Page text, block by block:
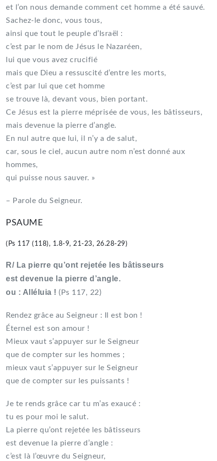
et l’on nous demande comment cet homme a été sauvé.
Sachez-le donc, vous tous,
ainsi que tout le peuple d’Israël :
c’est par le nom de Jésus le Nazaréen,
lui que vous avez crucifié
mais que Dieu a ressuscité d’entre les morts,
c’est par lui que cet homme
se trouve là, devant vous, bien portant.
Ce Jésus est la pierre méprisée de vous, les bâtisseurs,
mais devenue la pierre d’angle.
En nul autre que lui, il n’y a de salut,
car, sous le ciel, aucun autre nom n’est donné aux
hommes,
qui puisse nous sauver. »
– Parole du Seigneur.
PSAUME
(Ps 117 (118), 1.8-9, 21-23, 26.28-29)
R/ La pierre qu’ont rejetée les bâtisseurs
est devenue la pierre d’angle.
ou : Alléluia ! (Ps 117, 22)
Rendez grâce au Seigneur : Il est bon !
Éternel est son amour !
Mieux vaut s’appuyer sur le Seigneur
que de compter sur les hommes ;
mieux vaut s’appuyer sur le Seigneur
que de compter sur les puissants !
Je te rends grâce car tu m’as exaucé :
tu es pour moi le salut.
La pierre qu’ont rejetée les bâtisseurs
est devenue la pierre d’angle :
c’est là l’œuvre du Seigneur,